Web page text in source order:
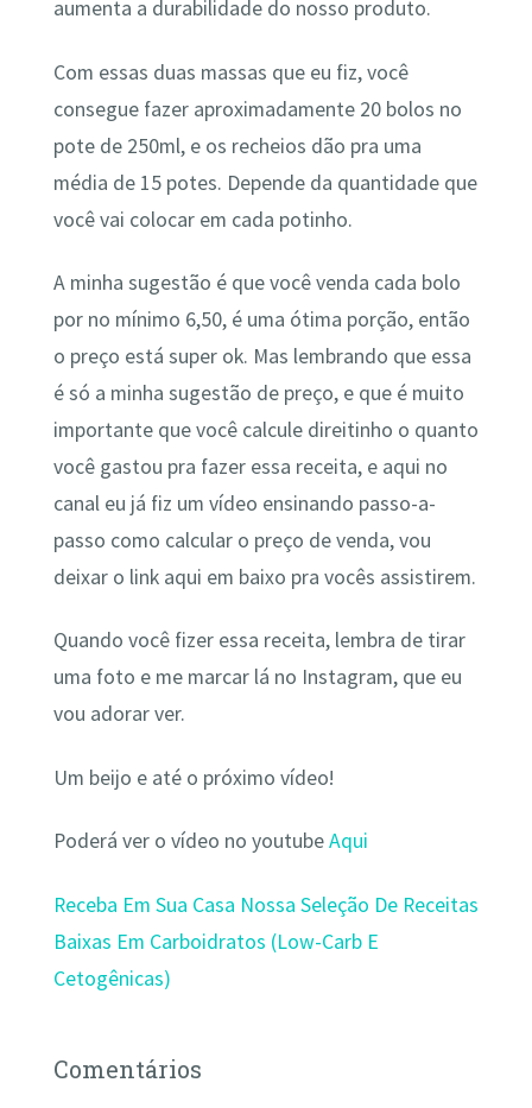
aumenta a durabilidade do nosso produto.
Com essas duas massas que eu fiz, você
consegue fazer aproximadamente 20 bolos no
pote de 250ml, e os recheios dão pra uma
média de 15 potes. Depende da quantidade que
você vai colocar em cada potinho.
A minha sugestão é que você venda cada bolo
por no mínimo 6,50, é uma ótima porção, então
o preço está super ok. Mas lembrando que essa
é só a minha sugestão de preço, e que é muito
importante que você calcule direitinho o quanto
você gastou pra fazer essa receita, e aqui no
canal eu já fiz um vídeo ensinando passo-a-
passo como calcular o preço de venda, vou
deixar o link aqui em baixo pra vocês assistirem.
Quando você fizer essa receita, lembra de tirar
uma foto e me marcar lá no Instagram, que eu
vou adorar ver.
Um beijo e até o próximo vídeo!
Poderá ver o vídeo no youtubeAqui
Receba Em Sua Casa Nossa Seleção De Receitas
Baixas Em Carboidratos (Low-Carb E
Cetogênicas)
Comentários